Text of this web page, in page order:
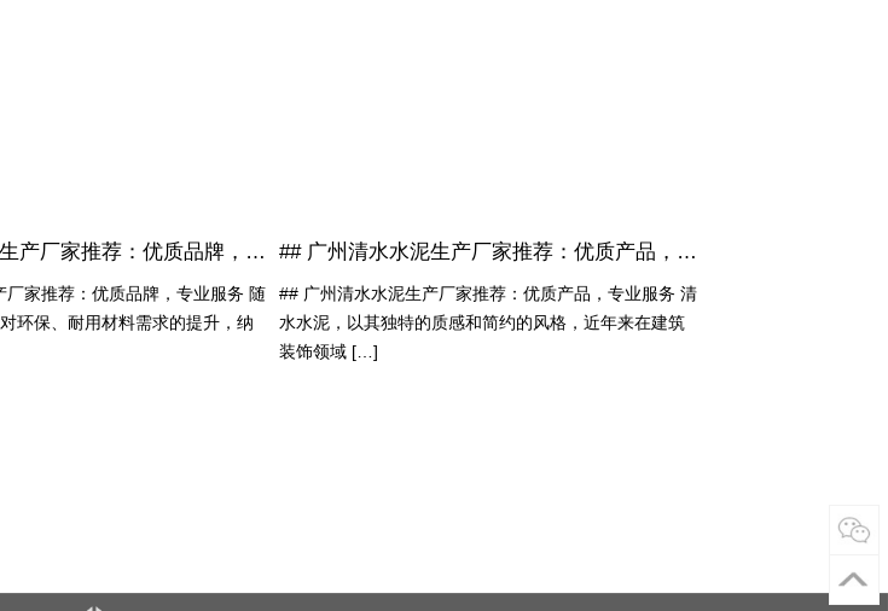
## 广州纳米水泥生产厂家推荐：优质品牌，专业服务
厂家推荐：优质品牌，专业服务 随
环保、耐用材料需求的提升，纳
## 广州清水水泥生产厂家推荐：优质产品，专业服务
## 广州清水水泥生产厂家推荐：优质产品，专业服务 清
水水泥，以其独特的质感和简约的风格，近年来在建筑
装饰领域 […]